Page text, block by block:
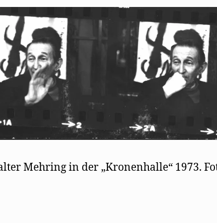
Mehring in der „Kronenhalle“ 1973.